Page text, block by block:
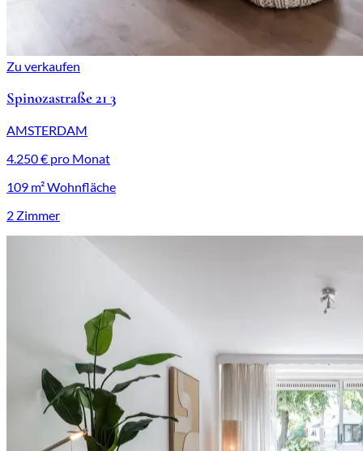
Zu verkaufen
Spinozastraße 21 3
AMSTERDAM
4.250 € pro Monat
109 m² Wohnfläche
2 Zimmer